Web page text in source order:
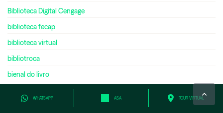
WHATSAPP ASA TOUR VIRTUAL
Biblioteca Digital Cengage
biblioteca fecap
biblioteca virtual
bibliotroca
bienal do livro